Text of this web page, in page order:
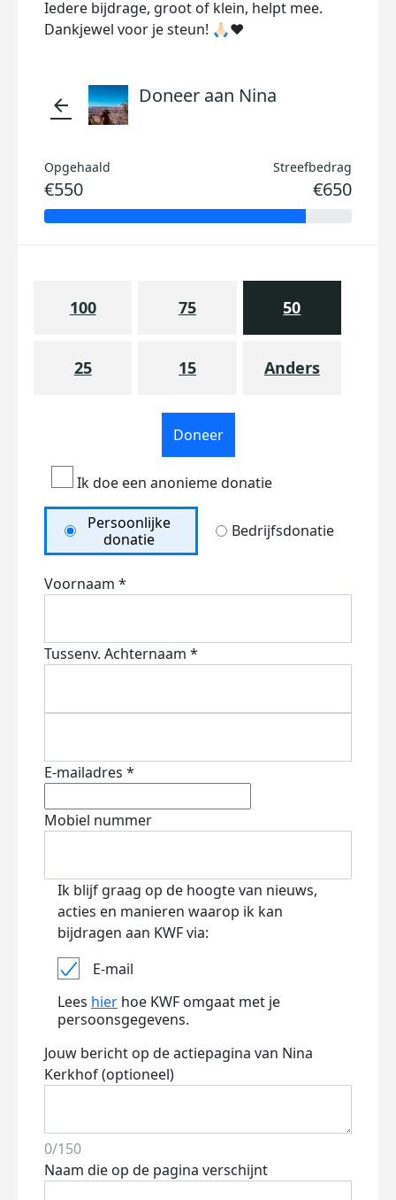
Iedere bijdrage, groot of klein, helpt mee.
Dankjewel voor je steun! 🙏🏻❤️
arrow_back Doneer aan Nina
Opgehaald
€550
Streefbedrag
€650
100 75 50
25 15 Anders
Doneer
Ik doe een anonieme donatie
Persoonlijke
donatie
Bedrijfsdonatie
Voornaam *
Tussenv. Achternaam *
E-mailadres *
Mobiel nummer
Ik blijf graag op de hoogte van nieuws,
acties en manieren waarop ik kan
bijdragen aan KWF via:
E-mail
Lees hier hoe KWF omgaat met je
persoonsgegevens.
Jouw bericht op de actiepagina van Nina
Kerkhof (optioneel)
0/150
Naam die op de pagina verschijnt